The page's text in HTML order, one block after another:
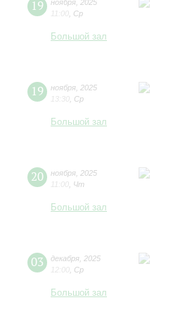
19 ноября 2025
11:00 Ср
Большой зал
19 ноября 2025
13:30 Ср
Большой зал
20 ноября 2025
11:00 Чт
Большой зал
03 декабря 2025
12:00 Ср
Большой зал